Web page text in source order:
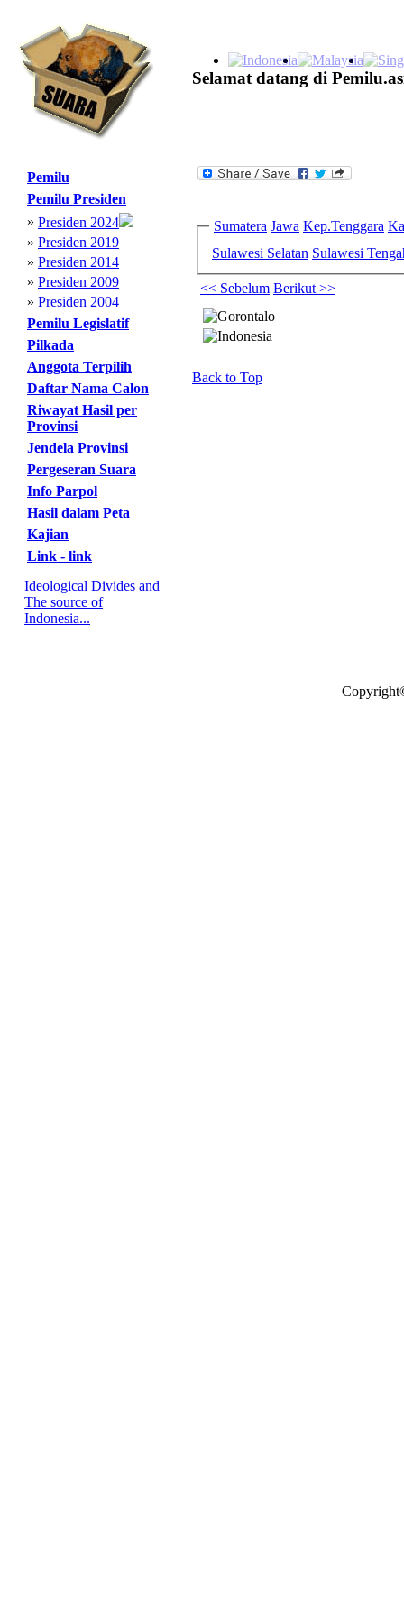
Selamat datang di
Pemilu
Pemilu Presiden
» Presiden 2024
» Presiden 2019
» Presiden 2014
» Presiden 2009
» Presiden 2004
Pemilu Legislatif
Pilkada
Anggota Terpilih
Daftar Nama Calon
Riwayat Hasil per
Provinsi
Jendela Provinsi
Pergeseran Suara
Info Parpol
Hasil dalam Peta
Kajian
Link - link
Ideological Divides and
The source of
Indonesia...
Sumatera Jawa Kep.Tenggara
Sulawesi Selatan Sulawesi
<< Sebelum Berikut >>
Back to Top